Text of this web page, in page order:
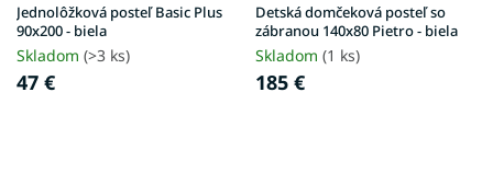
Jednolôžková posteľ Basic Plus
90x200 - biela
Skladom (>3 ks)
47 €
Detská domčeková posteľ so
zábranou 140x80 Pietro - biela
Skladom (1 ks)
185 €